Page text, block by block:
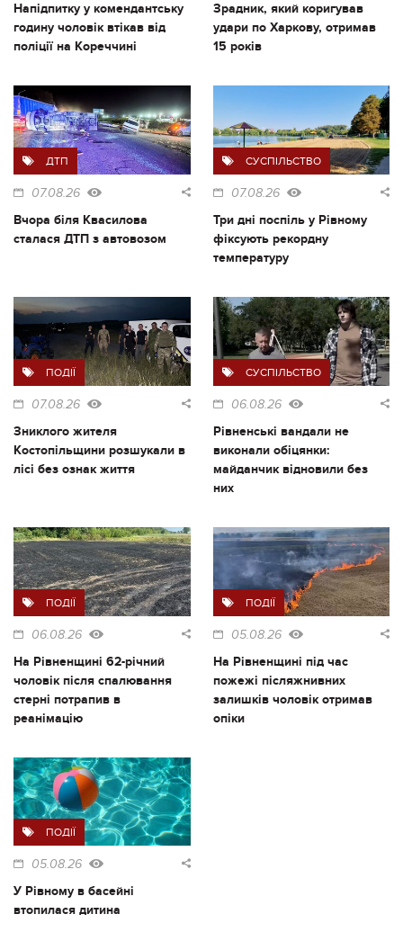
Напідпитку у комендантську
годину чоловік втікав від
поліції на Кореччині
Зрадник, який коригував
удари по Харкову, отримав
15 років
ДТП
07.08.26
Вчора біля Квасилова
сталася ДТП з автовозом
СУСПІЛЬСТВО
07.08.26
Три дні поспіль у Рівному
фіксують рекордну
температуру
ПОДІЇ
07.08.26
Зниклого жителя
Костопільщини розшукали в
лісі без ознак життя
СУСПІЛЬСТВО
06.08.26
Рівненські вандали не
виконали обіцянки:
майданчик відновили без
них
ПОДІЇ
06.08.26
На Рівненщині 62-річний
чоловік після спалювання
стерні потрапив в
реанімацію
ПОДІЇ
05.08.26
На Рівненщині під час
пожежі післяжнивних
залишків чоловік отримав
опіки
ПОДІЇ
05.08.26
У Рівному в басейні
втопилася дитина